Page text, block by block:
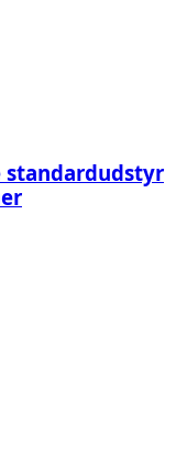
standardudstyr